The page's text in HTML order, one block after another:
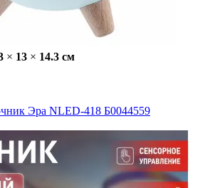
× 13 × 14.3 cм
Эра NLED-418 Б0044559